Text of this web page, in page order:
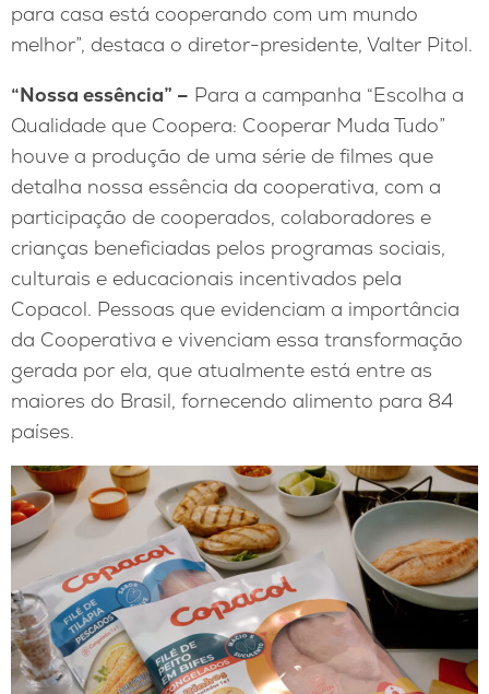
para casa está cooperando com um mundo
melhor”, destaca o diretor-presidente, Valter Pitol.
“Nossa essência” – Para a campanha “Escolha a
Qualidade que Coopera: Cooperar Muda Tudo”
houve a produção de uma série de filmes que
detalha nossa essência da cooperativa, com a
participação de cooperados, colaboradores e
crianças beneficiadas pelos programas sociais,
culturais e educacionais incentivados pela
Copacol. Pessoas que evidenciam a importância
da Cooperativa e vivenciam essa transformação
gerada por ela, que atualmente está entre as
maiores do Brasil, fornecendo alimento para 84
países.